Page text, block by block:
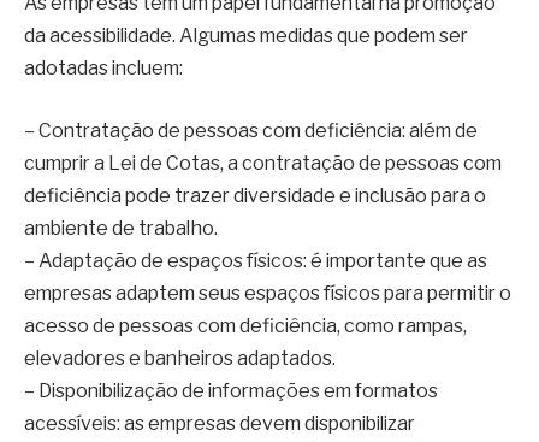
da acessibilidade. Algumas medidas que podem ser
adotadas incluem:
– Contratação de pessoas com deficiência: além de
cumprir a Lei de Cotas, a contratação de pessoas com
deficiência pode trazer diversidade e inclusão para o
ambiente de trabalho.
– Adaptação de espaços físicos: é importante que as
empresas adaptem seus espaços físicos para permitir o
acesso de pessoas com deficiência, como rampas,
elevadores e banheiros adaptados.
– Disponibilização de informações em formatos
acessíveis: as empresas devem disponibilizar